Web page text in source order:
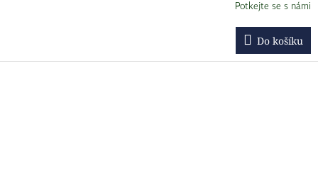
Potkejte se s námi
Do košíku